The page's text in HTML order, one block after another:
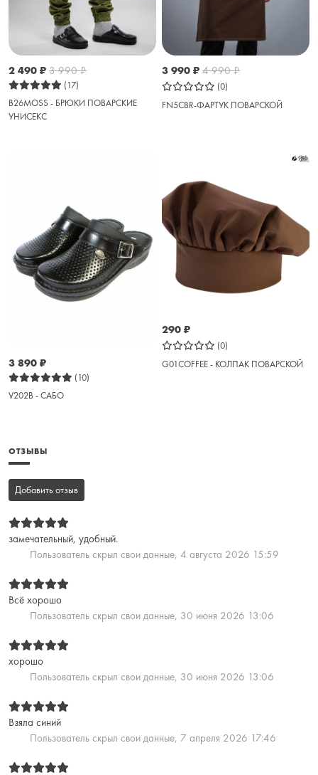
2 490 ₽ 3 990₽
(17)
B26MOSS - БРЮКИ ПОВАРСКИЕ
УНИСЕКС
3 990 ₽ 4 990₽
(0)
FN5CBR-ФАРТУК ПОВАРСКОЙ
3 890 ₽
(10)
V202B - САБО
290 ₽
(0)
G01COFFEE - КОЛПАК ПОВАРСКОЙ
ОТЗЫВЫ
Добавить отзыв
замечательный, удобный.
Пользователь скрыл свои данные, 4 августа 2026 15:59
Всё хорошо
Пользователь скрыл свои данные, 30 июня 2026 13:06
хорошо
Пользователь скрыл свои данные, 30 июня 2026 13:06
Взяла синий
Пользователь скрыл свои данные, 7 апреля 2026 17:46